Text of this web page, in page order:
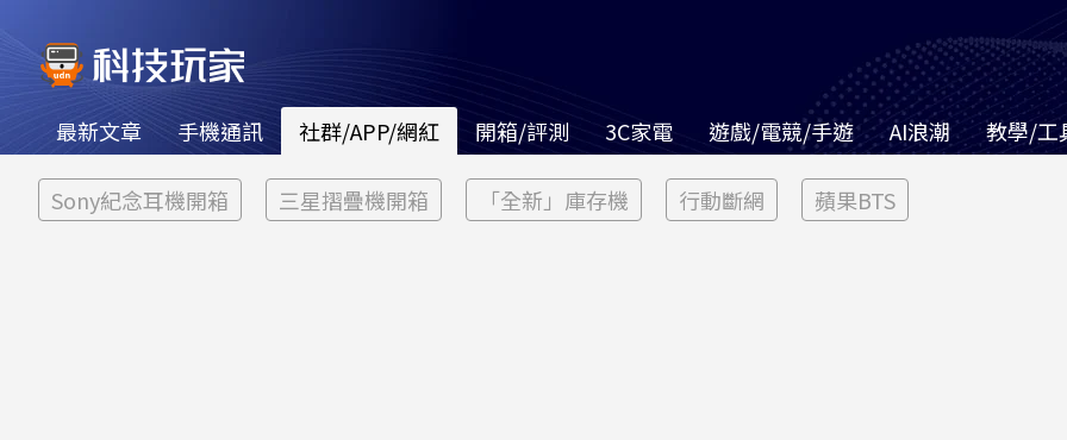
最新文章 手機通訊 社群/APP/網紅 開箱/評測 3C家電 遊戲/電競/手遊 AI浪潮 教學/工
Sony紀念耳機開箱 三星摺疊機開箱 「全新」庫存機 行動斷網 蘋果BTS